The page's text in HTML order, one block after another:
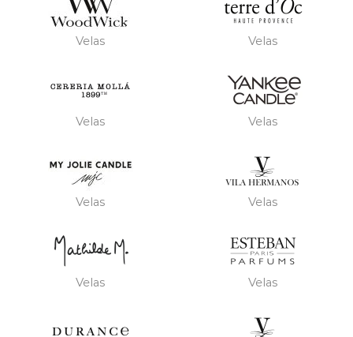
Velas Velas
Velas Velas
Velas Velas
Velas Velas